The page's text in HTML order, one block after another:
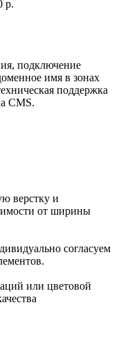
р.
подключение
имя в зонах
поддержка
CMS.
верстку и
от ширины
согласуем
или цветовой